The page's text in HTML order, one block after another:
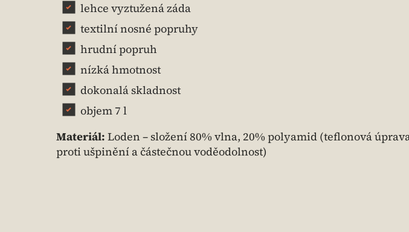
lehce vyztužená záda
textilní nosné popruhy
hrudní popruh
nízká hmotnost
dokonalá skladnost
objem 7 l
Materiál: Loden – složení 80% vlna, 20% polyamid (teflonová
proti ušpinění a částečnou voděodolnost)